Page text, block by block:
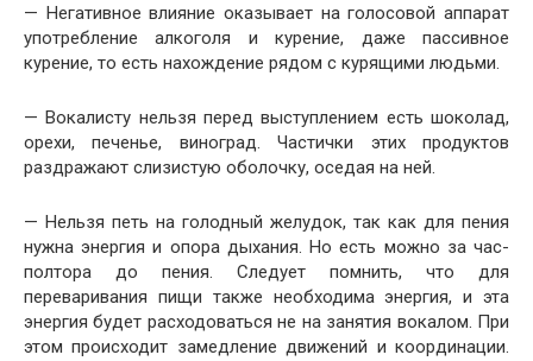
— Негативное влияние оказывает на голосовой аппарат
употребление алкоголя и курение, даже пассивное
курение, то есть нахождение рядом с курящими людьми.
— Вокалисту нельзя перед выступлением есть шоколад,
орехи, печенье, виноград. Частички этих продуктов
раздражают слизистую оболочку, оседая на ней.
— Нельзя петь на голодный желудок, так как для пения
нужна энергия и опора дыхания. Но есть можно за час-
полтора до пения. Следует помнить, что для
переваривания пищи также необходима энергия, и эта
энергия будет расходоваться не на занятия вокалом. При
этом происходит замедление движений и координации.